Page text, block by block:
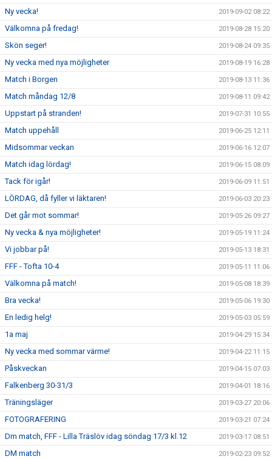
Ny vecka! 2019-09-02 08:22
Välkomna på fredag! 2019-08-28 15:20
Skön seger! 2019-08-24 09:35
Ny vecka med nya möjligheter 2019-08-19 16:28
Match i Borgen 2019-08-13 11:36
Match måndag 12/8 2019-08-11 09:42
Uppstart på stranden! 2019-07-31 10:55
Match uppehåll 2019-06-25 12:11
Midsommar veckan 2019-06-16 12:07
Match idag lördag! 2019-06-15 08:09
Tack för igår! 2019-06-09 11:51
LÖRDAG, då fyller vi läktaren! 2019-06-03 20:23
Det går mot sommar! 2019-05-26 09:27
Ny vecka & nya möjligheter! 2019-05-19 11:24
Vi jobbar på! 2019-05-13 18:31
FFF - Tofta 10-4 2019-05-11 11:06
Välkomna på match! 2019-05-08 18:39
Bra vecka! 2019-05-06 19:30
En ledig helg! 2019-05-03 05:59
1a maj 2019-04-29 15:34
Ny vecka med sommar värme! 2019-04-22 11:15
Påskveckan 2019-04-15 07:03
Falkenberg 30-31/3 2019-04-01 18:16
Träningsläger 2019-03-27 20:06
FOTOGRAFERING 2019-03-21 07:24
Dm match, FFF - Lilla Träslöv idag söndag 17/3 kl.12 2019-03-17 08:51
DM match 2019-02-23 09:52